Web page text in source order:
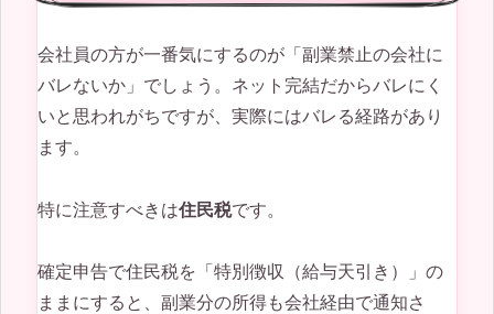
会社員の方が一番気にするのが「副業禁止の会社に
バレないか」でしょう。ネット完結だからバレにく
いと思われがちですが、実際にはバレる経路があり
ます。
特に注意すべきは住民税です。
確定申告で住民税を「特別徴収（給与天引き）」の
ままにすると、副業分の所得も会社経由で通知さ